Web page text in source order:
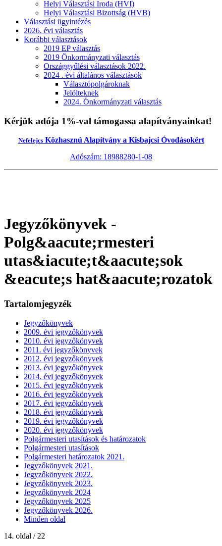
Helyi Választási Iroda (HVI)
Helyi Választási Bizottság (HVB)
Választási ügyintézés
2026. évi választás
Korábbi választások
2019 EP választás
2019 Önkormányzati választás
Országgyűlési választások 2022.
2024 . évi általános választások
Választópolgároknak
Jelölteknek
2024. Önkormányzati választás
Kérjük adója 1%-val támogassa alapítványainkat!
NefelejcsKözhasznú Alapítvány a Kisbajcsi Óvodásokért
Adószám: 18988280-1-08
Jegyzőkönyvek -
Polg&aacute;rmesteri
utas&iacute;t&aacute;sok
&eacute;s hat&aacute;rozatok
Tartalomjegyzék
Jegyzőkönyvek
2009. évi jegyzőkönyvek
2010. évi jegyzőkönyvek
2011. évi jegyzőkönyvek
2012. évi jegyzőkönyvek
2013. évi jegyzőkönyvek
2014. évi jegyzőkönyvek
2015. évi jegyzőkönyvek
2016. évi jegyzőkönyvek
2017. évi jegyzőkönyvek
2018. évi jegyzőkönyvek
2019. évi jegyzőkönyvek
2020. évi jegyzőkönyvek
Polgármesteri utasítások és határozatok
Polgármesteri utasítások
Polgármesteri határozatok 2021.
Jegyzőkönyvek 2021.
Jegyzőkönyvek 2022.
Jegyzőkönyvek 2023.
Jegyzőkönyvek 2024
Jegyzőkönyvek 2025
Jegyzőkönyvek 2026.
Minden oldal
14. oldal / 22